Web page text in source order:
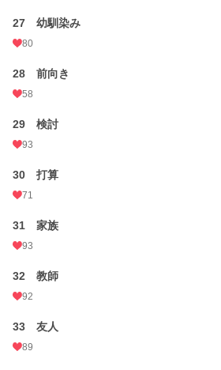
27 幼馴染み
80
28 前向き
58
29 検討
93
30 打算
71
31 家族
93
32 教師
92
33 友人
89